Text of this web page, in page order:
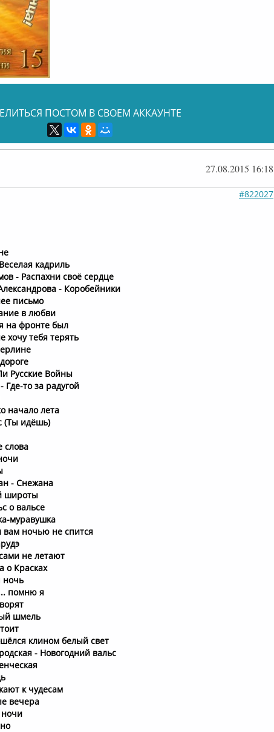
ПОСТОМ В СВОЕМ АККАУНТЕ
27.08.2015 16:18
#822027
кадриль
- Распахни своё сердце
- Коробейники
письмо
в любви
на фронте был
хочу тебя терять
Русские Войны
Где-то за радугой
начало лета
(Ты идёшь)
слова
- Снежана
широты
о вальсе
муравушка
вам ночью не спится
не летают
о Красках
ночь
помню я
шмель
клином белый свет
- Новогодний вальс
к чудесам
вечера
ночи